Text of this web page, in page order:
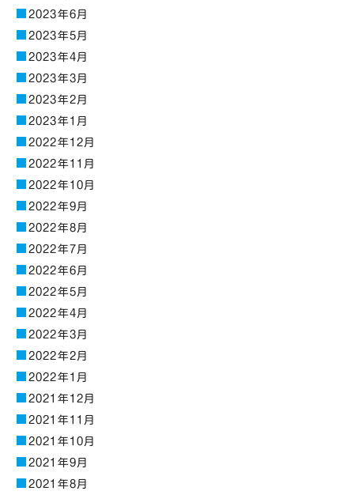
2023年6月
2023年5月
2023年4月
2023年3月
2023年2月
2023年1月
2022年12月
2022年11月
2022年10月
2022年9月
2022年8月
2022年7月
2022年6月
2022年5月
2022年4月
2022年3月
2022年2月
2022年1月
2021年12月
2021年11月
2021年10月
2021年9月
2021年8月